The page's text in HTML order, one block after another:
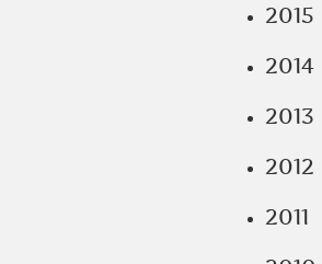
2015
2014
2013
2012
2011